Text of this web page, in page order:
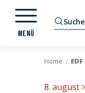
Aller
contenu
Suche
MENÜ
Home
8. august